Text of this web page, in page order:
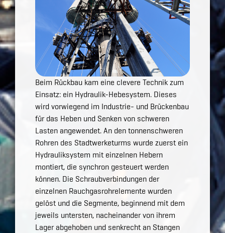
Beim Rückbau kam eine clevere Technik zum
Einsatz: ein Hydraulik-Hebesystem. Dieses
wird vorwiegend im Industrie- und Brückenbau
für das Heben und Senken von schweren
Lasten angewendet. An den tonnenschweren
Rohren des Stadtwerketurms wurde zuerst ein
Hydrauliksystem mit einzelnen Hebern
montiert, die synchron gesteuert werden
können. Die Schraubverbindungen der
einzelnen Rauchgasrohrelemente wurden
gelöst und die Segmente, beginnend mit dem
jeweils untersten, nacheinander von ihrem
Lager abgehoben und senkrecht an Stangen